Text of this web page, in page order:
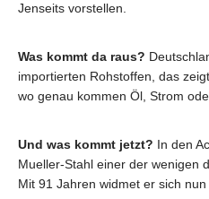
Jenseits vorstellen.
Was kommt da raus?
importierten Rohstoffen, das
wo genau kommen Öl, Strom
Und was kommt jetzt? In den
Mueller-Stahl einer der wenigen
Mit 91 Jahren widmet er sich